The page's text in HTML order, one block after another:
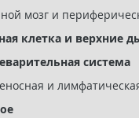
мозг и
клетка и верхние
система
и